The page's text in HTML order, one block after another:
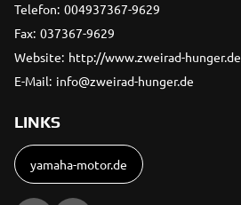
Telefon: 004937367-9629
Fax: 037367-9629
Website: http://www.zweirad-hunger.de
E-Mail: info@zweirad-hunger.de
LINKS
yamaha-motor.de